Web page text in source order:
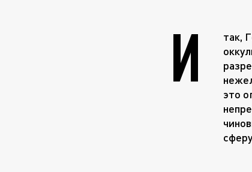
И
так,
это